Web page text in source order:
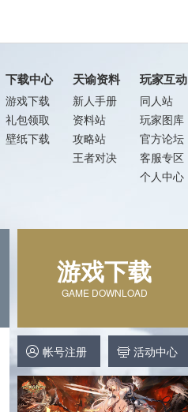
下载中心
游戏下载
礼包领取
壁纸下载
天谕资料
新人手册
资料站
攻略站
王者对决
玩家互动
同人站
玩家图库
官方论坛
客服专区
个人中心
游戏下载
GAME DOWNLOAD
帐号注册 活动中心